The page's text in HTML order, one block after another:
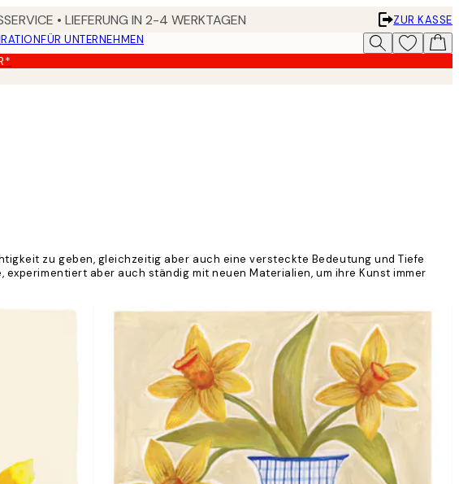
• LIEFERUNG IN 2-4 WERKTAGEN
ZUR KASSE
FÜR UNTERNEHMEN
zu geben, gleichzeitig aber auch eine versteckte Bedeutung und Tiefe
aber auch ständig mit neuen Materialien, um ihre Kunst immer